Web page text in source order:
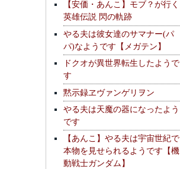
【安価・あんこ】モブ？が行く
英雄伝説 閃の軌跡
やる夫は彼女達のサマナー(パ
パ)なようです【メガテン】
ドクオが異世界転生したようで
す
黙示録ヱヴァンゲリヲン
やる夫は天魔の器になったよう
です
【あんこ】やる夫は宇宙世紀で
本物を見せられるようです【機
動戦士ガンダム】